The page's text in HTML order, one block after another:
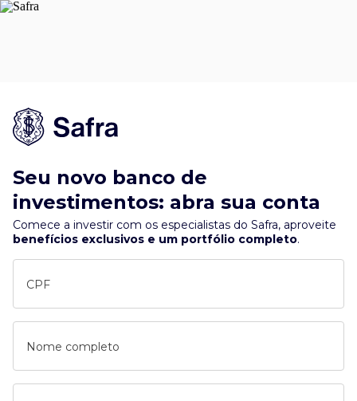
Seu novo banco de
investimentos: abra sua conta
Comece a investir com os especialistas do Safra, aproveite
benefícios exclusivos e um portfólio completo.
CPF
Nome completo